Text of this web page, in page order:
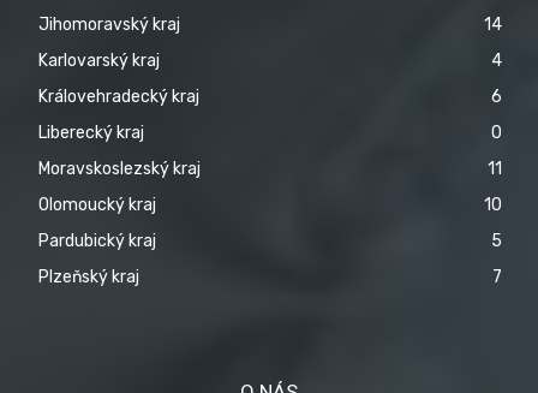
Jihomoravský kraj
14
Karlovarský kraj
4
Královehradecký kraj
6
Liberecký kraj
0
Moravskoslezský kraj
11
Olomoucký kraj
10
Pardubický kraj
5
Plzeňský kraj
7